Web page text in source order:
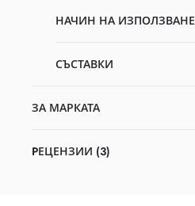
НАЧИН НА ИЗПОЛЗВАНЕ
СЪСТАВКИ
ЗА МАРКАТА
PЕЦЕНЗИИ (3)